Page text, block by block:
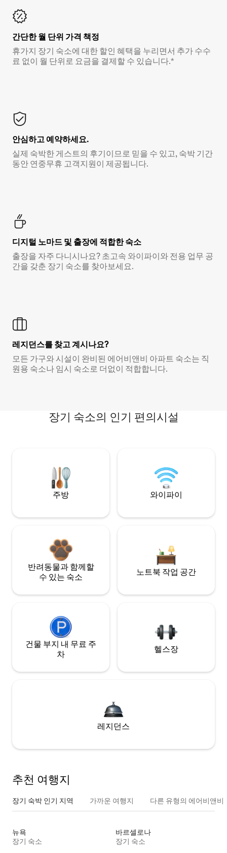
간단한 월 단위 가격 책정
휴가지 장기 숙소에 대한 할인 혜택을 누리면서 추가 수수
료 없이 월 단위로 요금을 결제할 수 있습니다.*
안심하고 예약하세요.
실제 숙박한 게스트의 후기이므로 믿을 수 있고, 숙박 기간
동안 연중무휴 고객지원이 제공됩니다.
디지털 노마드 및 출장에 적합한 숙소
출장을 자주 다니시나요? 초고속 와이파이와 전용 업무 공
간을 갖춘 장기 숙소를 찾아보세요.
레지던스를 찾고 계시나요?
모든 가구와 시설이 완비된 에어비앤비 아파트 숙소는 직
원용 숙소나 임시 숙소로 더없이 적합합니다.
장기 숙소의 인기 편의시설
주방 와이파이
반려동물과 함께할
수 있는 숙소
노트북 작업 공간
건물 부지 내 무료 주
차
헬스장
레지던스
추천 여행지
장기 숙박 인기 지역 가까운 여행지 다른 유형의 에어비앤비
뉴욕
장기 숙소
바르셀로나
장기 숙소